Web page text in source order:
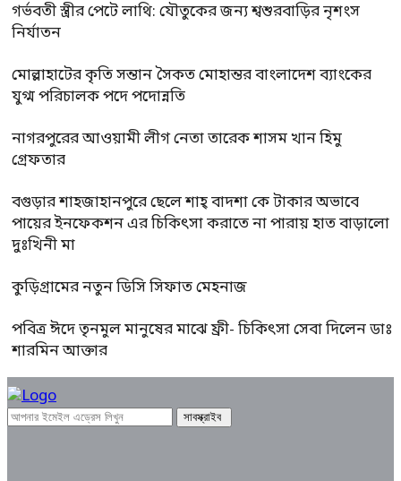
গর্ভবতী স্ত্রীর পেটে লাথি: যৌতুকের জন্য শ্বশুরবাড়ির নৃশংস
নির্যাতন
মোল্লাহাটের কৃতি সন্তান সৈকত মোহান্তর বাংলাদেশ ব্যাংকের
যুগ্ম পরিচালক পদে পদোন্নতি
নাগরপুরের আওয়ামী লীগ নেতা তারেক শাসম খান হিমু
গ্রেফতার
বগুড়ার শাহজাহানপুরে ছেলে শাহ্ বাদশা কে টাকার অভাবে
পায়ের ইনফেকশন এর চিকিৎসা করাতে না পারায় হাত বাড়ালো
দুঃখিনী মা
কুড়িগ্রামের নতুন ডিসি সিফাত মেহনাজ
পবিত্র ঈদে তৃনমুল মানুষের মাঝে ফ্রী- চিকিৎসা সেবা দিলেন ডাঃ
শারমিন আক্তার